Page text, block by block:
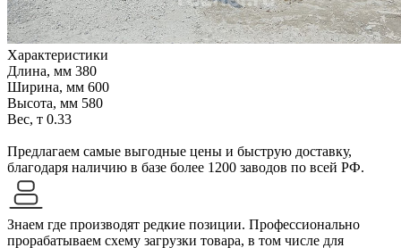
Характеристики
Длина, мм 380
Ширина, мм 600
Высота, мм 580
Вес, т 0.33
Предлагаем самые выгодные цены и быструю доставку,
благодаря наличию в базе более 1200 заводов по всей РФ.
Знаем где производят редкие позиции. Профессионально
прорабатываем схему загрузки товара, в том числе для